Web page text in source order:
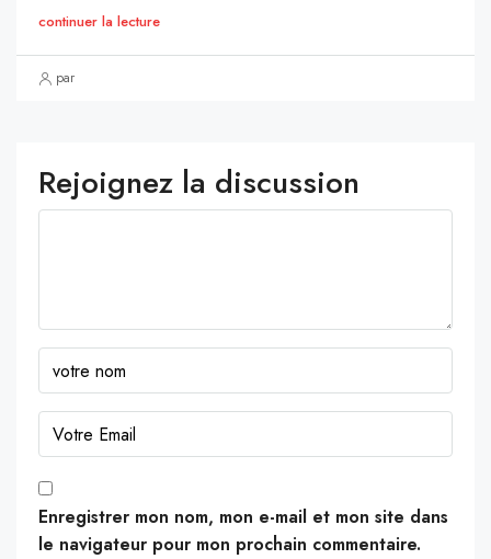
continuer la lecture
par
Rejoignez la discussion
Enregistrer mon nom, mon e-mail et mon site dans
le navigateur pour mon prochain commentaire.